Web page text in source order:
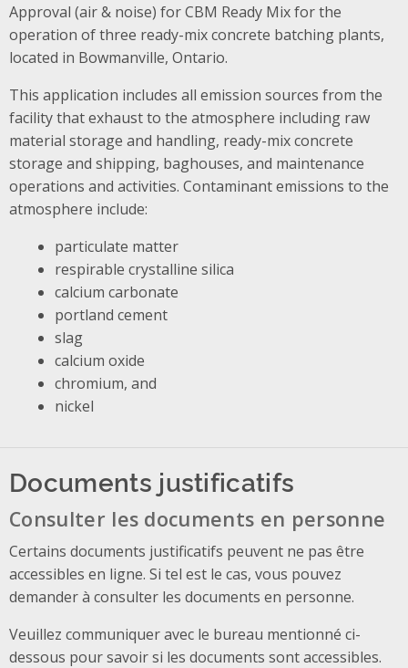
Approval (air & noise) for CBM Ready Mix for the
operation of three ready-mix concrete batching plants,
located in Bowmanville, Ontario.
This application includes all emission sources from the
facility that exhaust to the atmosphere including raw
material storage and handling, ready-mix concrete
storage and shipping, baghouses, and maintenance
operations and activities. Contaminant emissions to the
atmosphere include:
particulate matter
respirable crystalline silica
calcium carbonate
portland cement
slag
calcium oxide
chromium, and
nickel
Documents justificatifs
Consulter les documents en personne
Certains documents justificatifs peuvent ne pas être
accessibles en ligne. Si tel est le cas, vous pouvez
demander à consulter les documents en personne.
Veuillez communiquer avec le bureau mentionné ci-
dessous pour savoir si les documents sont accessibles.